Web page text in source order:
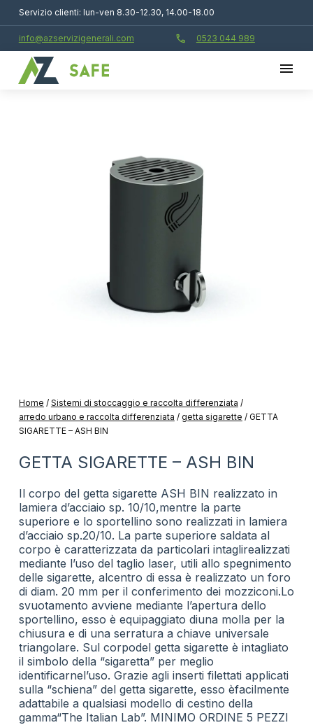
Servizio clienti: lun-ven 8.30-12.30, 14.00-18.00
info@azservizigenerali.com call 0523 044 989
Home / Sistemi di stoccaggio e raccolta differenziata /
arredo urbano e raccolta differenziata / getta sigarette / GETTA
SIGARETTE – ASH BIN
GETTA SIGARETTE – ASH BIN
Il corpo del getta sigarette ASH BIN realizzato in
lamiera d’acciaio sp. 10/10,mentre la parte
superiore e lo sportellino sono realizzati in lamiera
d’acciaio sp.20/10. La parte superiore saldata al
corpo è caratterizzata da particolari intaglirealizzati
mediante l’uso del taglio laser, utili allo spegnimento
delle sigarette, alcentro di essa è realizzato un foro
di diam. 20 mm per il conferimento dei mozziconi.Lo
svuotamento avviene mediante l’apertura dello
sportellino, esso è equipaggiato diuna molla per la
chiusura e di una serratura a chiave universale
triangolare. Sul corpodel getta sigarette è intagliato
il simbolo della “sigaretta” per meglio
identificarnel’uso. Grazie agli inserti filettati applicati
sulla “schiena” del getta sigarette, esso èfacilmente
adattabile a qualsiasi modello di cestino della
gamma“The Italian Lab”. MINIMO ORDINE 5 PEZZI